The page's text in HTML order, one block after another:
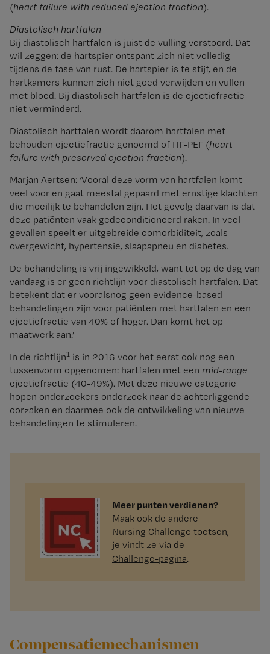
(heart failure with reduced ejection fraction).
Diastolisch hartfalen
Bij diastolisch hartfalen is juist de vulling verstoord. Dat
wil zeggen: de hartspier ontspant zich niet volledig
tijdens de fase van rust. De hartspier is te stijf, en de
hartkamers kunnen zich niet goed verwijden en vullen
met bloed. Bij diastolisch hartfalen is de ejectiefractie
niet verminderd.
Diastolisch hartfalen wordt daarom hartfalen met
behouden ejectiefractie genoemd of HF-PEF (heart
failure with preserved ejection fraction).
Marjan Aertsen: ‘Vooral deze vorm van hartfalen komt
veel voor en gaat meestal gepaard met ernstige klachten
die moeilijk te behandelen zijn. Het gevolg daarvan is dat
deze patiënten vaak gedeconditioneerd raken. In veel
gevallen speelt er uitgebreide comorbiditeit, zoals
overgewicht, hypertensie, slaapapneu en diabetes.
De behandeling is vrij ingewikkeld, want tot op de dag van
vandaag is er geen richtlijn voor diastolisch hartfalen. Dat
betekent dat er vooralsnog geen evidence-based
behandelingen zijn voor patiënten met hartfalen en een
ejectiefractie van 40% of hoger. Dan komt het op
maatwerk aan.’
In de richtlijn1 is in 2016 voor het eerst ook nog een
tussenvorm opgenomen: hartfalen met een mid-range
ejectiefractie (40-49%). Met deze nieuwe categorie
hopen onderzoekers onderzoek naar de achterliggende
oorzaken en daarmee ook de ontwikkeling van nieuwe
behandelingen te stimuleren.
Meer punten verdienen?
Maak ook de andere
Nursing Challenge toetsen,
je vindt ze via de
Challenge-pagina.
Compensatiemechanismen